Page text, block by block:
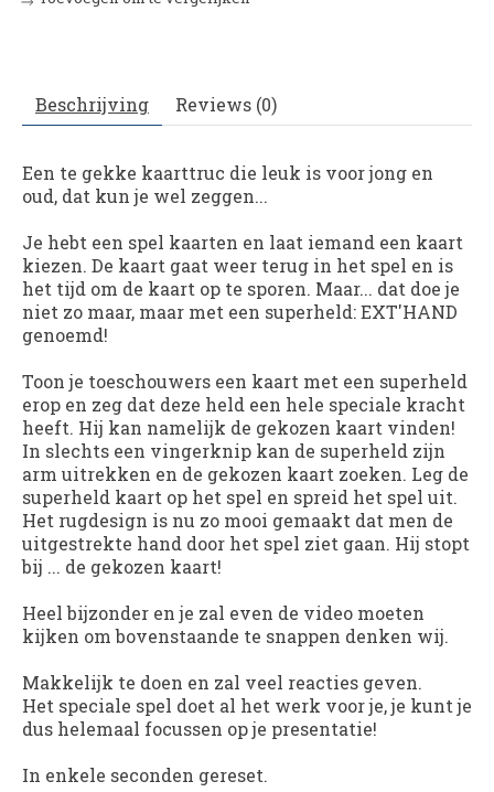
Beschrijving Reviews (0)
Een te gekke kaarttruc die leuk is voor jong en
oud, dat kun je wel zeggen...
Je hebt een spel kaarten en laat iemand een kaart
kiezen. De kaart gaat weer terug in het spel en is
het tijd om de kaart op te sporen. Maar... dat doe je
niet zo maar, maar met een superheld: EXT'HAND
genoemd!
Toon je toeschouwers een kaart met een superheld
erop en zeg dat deze held een hele speciale kracht
heeft. Hij kan namelijk de gekozen kaart vinden!
In slechts een vingerknip kan de superheld zijn
arm uitrekken en de gekozen kaart zoeken. Leg de
superheld kaart op het spel en spreid het spel uit.
Het rugdesign is nu zo mooi gemaakt dat men de
uitgestrekte hand door het spel ziet gaan. Hij stopt
bij ... de gekozen kaart!
Heel bijzonder en je zal even de video moeten
kijken om bovenstaande te snappen denken wij.
Makkelijk te doen en zal veel reacties geven.
Het speciale spel doet al het werk voor je, je kunt je
dus helemaal focussen op je presentatie!
In enkele seconden gereset.